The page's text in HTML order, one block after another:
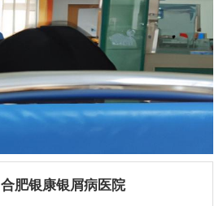
合肥银康银屑病医院